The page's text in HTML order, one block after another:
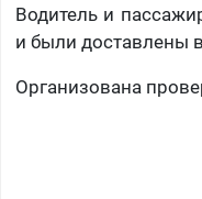
Водитель и
и были доставлены
Организована